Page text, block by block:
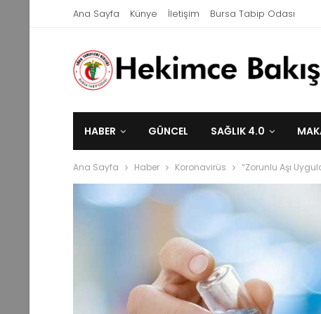
Ana Sayfa Künye İletişim Bursa Tabip Odası
HABER GÜNCEL SAĞLIK 4.0
Ana Sayfa Haber Koronavirüs “Zorunlu Aşı